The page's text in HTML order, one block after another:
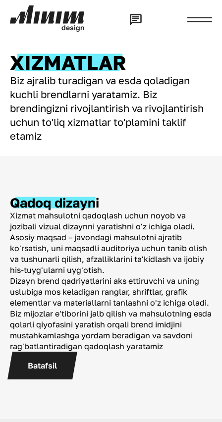
design
XIZMATLAR
Biz ajralib turadigan va esda qoladigan
kuchli brendlarni yaratamiz. Biz
brendingizni rivojlantirish va rivojlantirish
uchun to'liq xizmatlar to'plamini taklif
etamiz
Qadoq dizayni
Xizmat mahsulotni qadoqlash uchun noyob va
jozibali vizual dizaynni yaratishni o'z ichiga oladi.
Asosiy maqsad – javondagi mahsulotni ajratib
ko'rsatish, uni maqsadli auditoriya uchun tanib olish
va tushunarli qilish, afzalliklarini ta'kidlash va ijobiy
his-tuyg'ularni uyg'otish.
Dizayn brend qadriyatlarini aks ettiruvchi va uning
uslubiga mos keladigan ranglar, shriftlar, grafik
elementlar va materiallarni tanlashni o'z ichiga oladi.
Biz mijozlar e'tiborini jalb qilish va mahsulotning esda
qolarli qiyofasini yaratish orqali brend imidjini
mustahkamlashga yordam beradigan va savdoni
rag'batlantiradigan qadoqlash yaratamiz
Batafsil